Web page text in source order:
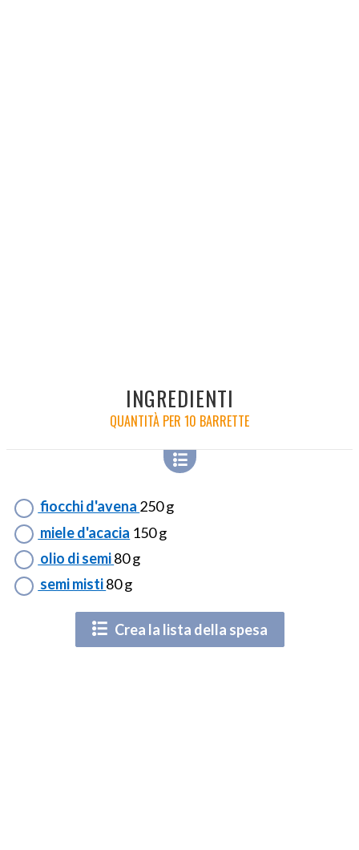
INGREDIENTI
QUANTITÀ PER 10 BARRETTE
fiocchi d'avena 250 g
miele d'acacia 150 g
olio di semi80 g
semi misti80 g
Crea la lista della spesa